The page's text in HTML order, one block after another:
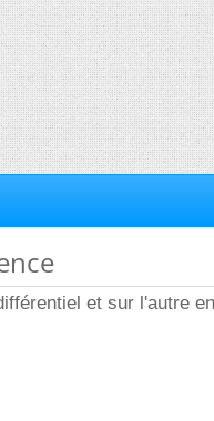
et sur l'autre